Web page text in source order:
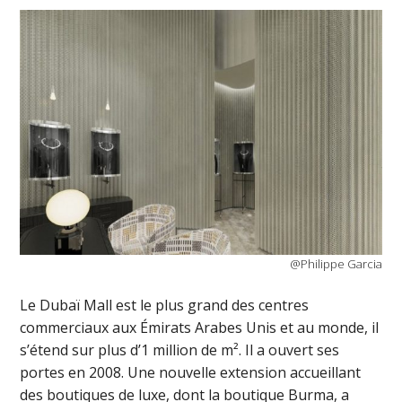
@Philippe Garcia
Le Dubaï Mall est le plus grand des centres
commerciaux aux Émirats Arabes Unis et au monde, il
s’étend sur plus d’1 million de m². Il a ouvert ses
portes en 2008. Une nouvelle extension accueillant
des boutiques de luxe, dont la boutique Burma, a